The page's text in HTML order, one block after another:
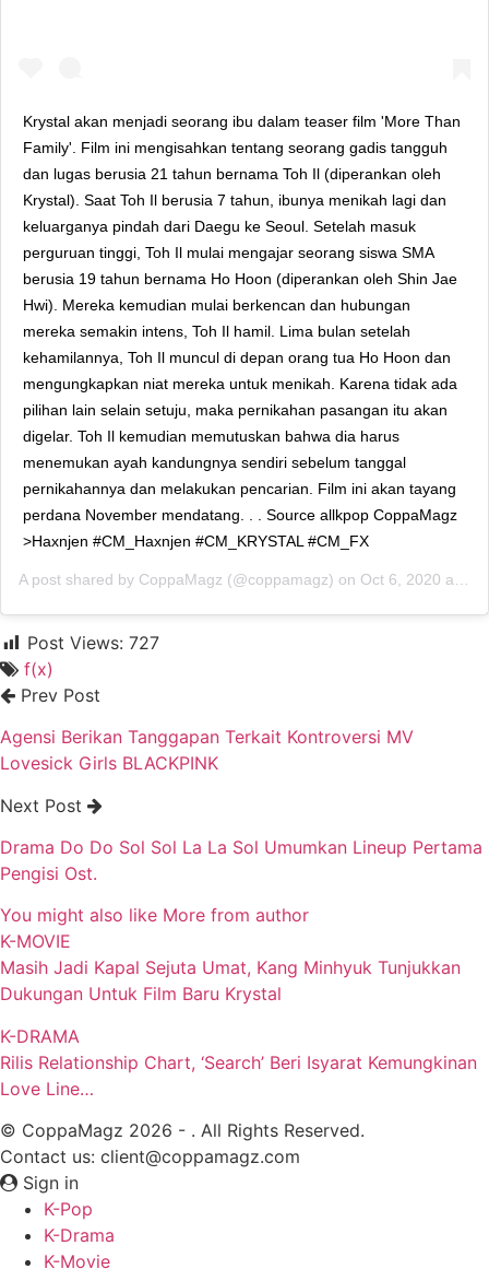
Krystal akan menjadi seorang ibu dalam teaser film 'More Than
Family'. Film ini mengisahkan tentang seorang gadis tangguh
dan lugas berusia 21 tahun bernama Toh Il (diperankan oleh
Krystal). Saat Toh Il berusia 7 tahun, ibunya menikah lagi dan
keluarganya pindah dari Daegu ke Seoul. Setelah masuk
perguruan tinggi, Toh Il mulai mengajar seorang siswa SMA
berusia 19 tahun bernama Ho Hoon (diperankan oleh Shin Jae
Hwi). Mereka kemudian mulai berkencan dan hubungan
mereka semakin intens, Toh Il hamil. Lima bulan setelah
kehamilannya, Toh Il muncul di depan orang tua Ho Hoon dan
mengungkapkan niat mereka untuk menikah. Karena tidak ada
pilihan lain selain setuju, maka pernikahan pasangan itu akan
digelar. Toh Il kemudian memutuskan bahwa dia harus
menemukan ayah kandungnya sendiri sebelum tanggal
pernikahannya dan melakukan pencarian. Film ini akan tayang
perdana November mendatang. . . Source allkpop CoppaMagz
>Haxnjen #CM_Haxnjen #CM_KRYSTAL #CM_FX
A post shared by CoppaMagz (@coppamagz) on Oct 6, 2020 at 2:14am PDT
Post Views: 727
f(x)
Prev Post
Agensi Berikan Tanggapan Terkait Kontroversi MV
Lovesick Girls BLACKPINK
Next Post
Drama Do Do Sol Sol La La Sol Umumkan Lineup Pertama
Pengisi Ost.
You might also like More from author
K-MOVIE
Masih Jadi Kapal Sejuta Umat, Kang Minhyuk Tunjukkan
Dukungan Untuk Film Baru Krystal
K-DRAMA
Rilis Relationship Chart, ‘Search’ Beri Isyarat Kemungkinan
Love Line…
© CoppaMagz 2026 - . All Rights Reserved.
Contact us: client@coppamagz.com
Sign in
K-Pop
K-Drama
K-Movie